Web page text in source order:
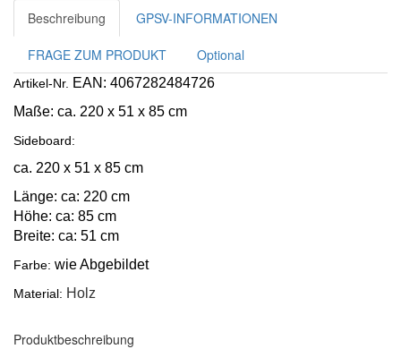
Beschreibung
GPSV-INFORMATIONEN
FRAGE ZUM PRODUKT Optional
Artikel-Nr. EAN: 4067282484726
Maße: ca. 220 x 51 x 85 cm
Sideboard:
ca. 220 x 51 x 85 cm
Länge: ca: 220 cm
Höhe: ca: 85 cm
Breite: ca: 51 cm
Farbe: wie Abgebildet
Material: Holz
Produktbeschreibung